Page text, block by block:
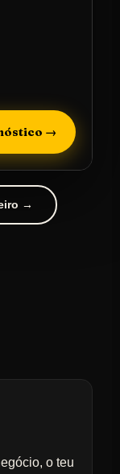
→
o teu